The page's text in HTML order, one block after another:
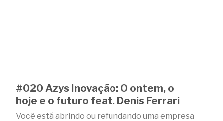
#020 Azys Inovação: O ontem, o
hoje e o futuro feat. Denis Ferrari
Você está abrindo ou refundando uma empresa